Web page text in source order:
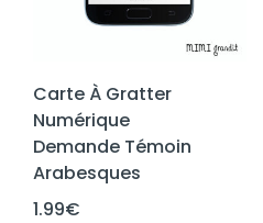
Carte À Gratter
Numérique
Demande Témoin
Arabesques
1.99€